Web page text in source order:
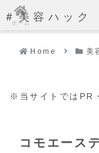
＃美容ハック
Home 美
※当サイトではPR
コモエース
ホーム